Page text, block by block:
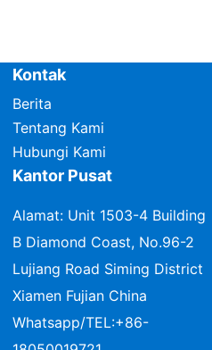
Kontak
Berita
Tentang Kami
Hubungi Kami
Kantor Pusat
Alamat: Unit 1503-4 Building
B Diamond Coast, No.96-2
Lujiang Road Siming District
Xiamen Fujian China
Whatsapp/TEL:+86-